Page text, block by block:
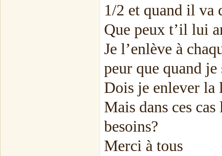
1/2 et quand il va
Que peux t’il lui
Je l’enlève à
peur que quand
Dois je enlever la
Mais dans ces
besoins?
Merci à tous